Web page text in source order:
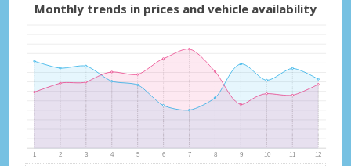
Monthly trends in prices and vehicle availability